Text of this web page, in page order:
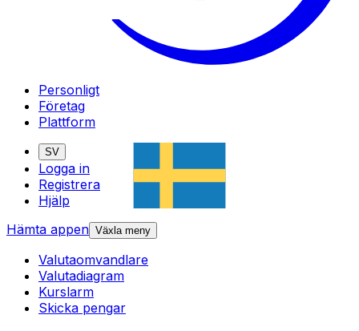
Personligt
Företag
Plattform
SV
Logga in
Registrera
Hjälp
Hämta appen Växla meny
Valutaomvandlare
Valutadiagram
Kurslarm
Skicka pengar